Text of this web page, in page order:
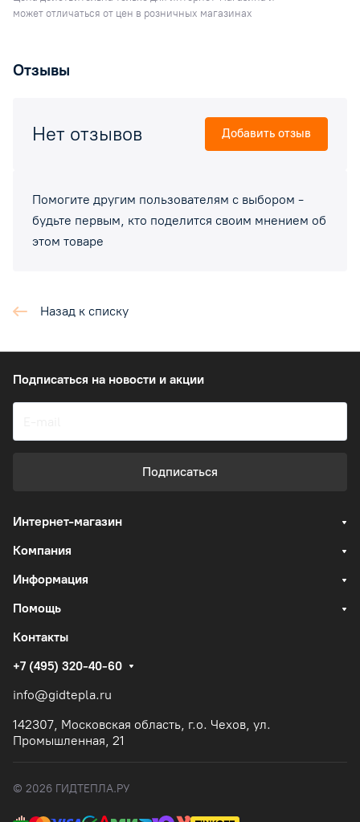
может отличаться от цен в розничных магазинах
Отзывы
Помогите другим пользователям с выбором -
будьте первым, кто поделится своим мнением об
этом товаре
Нет отзывов Добавить отзыв
Назад к списку
Подписаться на новости и акции
Подписаться
Интернет-магазин
Компания
Информация
Помощь
Контакты
+7 (495) 320-40-60
info@gidtepla.ru
142307, Московская область, г.о. Чехов, ул.
Промышленная, 21
© 2026 ГИДТЕПЛА.РУ